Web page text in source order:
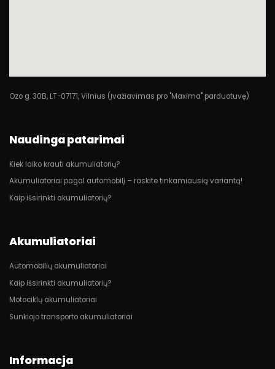
Ozo g. 30B, LT-07171, Vilnius (Įvažiavimas pro "Maxima" parduotuvę)
Naudinga patarimai
Kiek laiko krauti akumuliatorių?
Akumuliatoriai pagal automobilį – raskite tinkamiausią variantą!
Kaip išsirinkti akumuliatorių?
Akumuliatoriai
Automobilių akumuliatoriai
Kaip išsirinkti akumuliatorių?
Motociklų akumuliatoriai
Sunkiojo transporto akumuliatoriai
Informacja